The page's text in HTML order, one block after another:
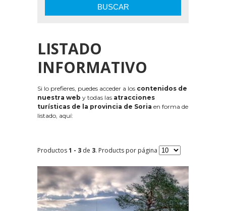
BUSCAR
LISTADO
INFORMATIVO
Si lo prefieres, puedes acceder a los contenidos de
nuestra web y todas las atracciones
turísticas de la provincia de Soria en forma de
listado, aquí:
Productos1 - 3 de 3. Products por página